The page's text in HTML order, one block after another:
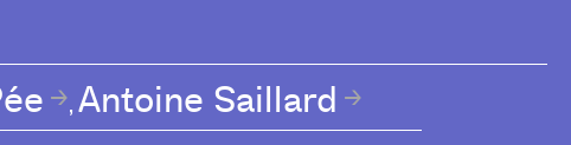
,Antoine Saillard